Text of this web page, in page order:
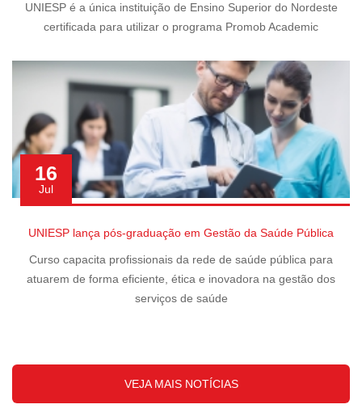
UNIESP é a única instituição de Ensino Superior do Nordeste
certificada para utilizar o programa Promob Academic
16
Jul
UNIESP lança pós-graduação em Gestão da Saúde Pública
Curso capacita profissionais da rede de saúde pública para
atuarem de forma eficiente, ética e inovadora na gestão dos
serviços de saúde
VEJA MAIS NOTÍCIAS